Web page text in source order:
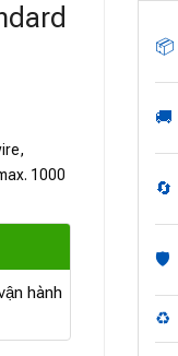
1000
hành
📦
🚚
🔄
🛡️
♻️